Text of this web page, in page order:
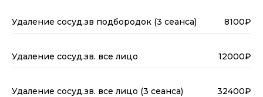
Удаление сосуд.зв подбородок (3 сеанса) 8100₽
Удаление сосуд.зв. все лицо 12000₽
Удаление сосуд.зв. все лицо (3 сеанса) 32400₽